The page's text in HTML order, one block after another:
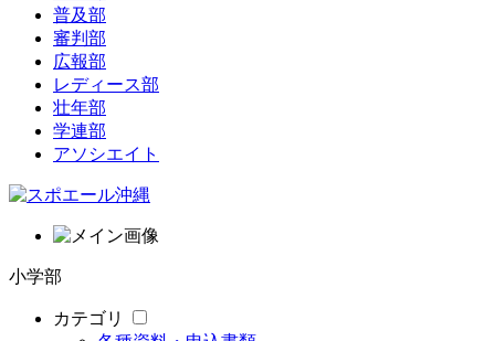
普及部
審判部
広報部
レディース部
壮年部
学連部
アソシエイト
小学部
カテゴリ